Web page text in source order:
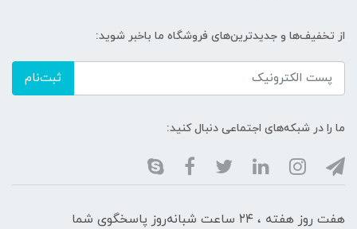
از تخفیف‌ها و جدیدترین‌های فروشگاه ما باخبر شوید:
ثبت‌نام
ما را در شبکه‌های اجتماعی دنبال کنید:
هفت روز هفته ، ۲۴ ساعت شبانه‌روز پاسخگوی شما